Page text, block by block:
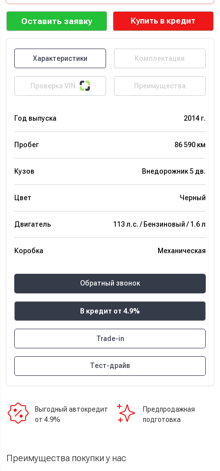
Характеристики Комплектация
Проверка VIN Преимущества
Год выпуска 2014 г.
Пробег 86 590 км
Кузов Внедорожник 5 дв.
Цвет Черный
Двигатель 113 л.с. / Бензиновый / 1.6 л
Коробка Механическая
Обратный звонок
В кредит от 4.9%
Trade-in
Тест-драйв
Оставить заявку Купить в кредит
Выгодный автокредит
от 4.9%
Предпродажная
подготовка
Преимущества покупки у нас